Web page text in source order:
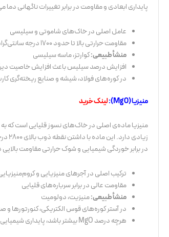
پایداری ابعادی و مقاومت در برابر تغییرات ناگهانی
عامل اصلی در خاک‌های شاموتی و سیلیسی
مقاومت حرارتی بالا تا حدود ۱۷۰۰ درجه سانتی‌گراد
منشأ طبیعی:کوارتز، ماسه سیلیسی
افزایش درصد سیلیس باعث افزایش خاصیت
در کوره‌های فولاد، شیشه و صنایع ریخته‌گری
منیزیا (MgO): لینک خرید
منیزیا ماده‌ی اصلی در خاک‌های نسوز قلیایی است که به
در برابر خوردگی شیمیایی و شوک حرارتی مقاومت
ترکیب اصلی در آجرهای منیزیایی و
مقاومت عالی در برابر سرباره‌های قلیایی
منشأ طبیعی:منیزیت، دولومیت
در آستر کوره‌های قوس الکتریکی، کنورتورها و
هرچه درصد MgO بیشتر باشد، پایداری شیمیایی بالاتر است